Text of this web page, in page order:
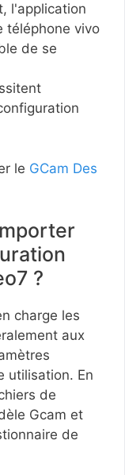
l'application
téléphone vivo
de se
le GCam Des
?
charge les
aux
utilisation. En
de
Gcam et
de